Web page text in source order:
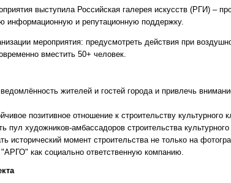
выступила Российская галерея искусств (РГИ) –
информационную и репутационную поддержку.
мероприятия: предусмотреть действия при
вместить 50+ человек.
жителей и гостей города и привлечь
позитивное отношение к строительству культурного
пул художников-амбассадоров строительства культурного
исторический момент строительства не только на
как социально ответственную компанию.